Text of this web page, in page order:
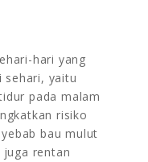
hari yang
sehari, yaitu
pada malam
risiko
bau mulut
juga rentan